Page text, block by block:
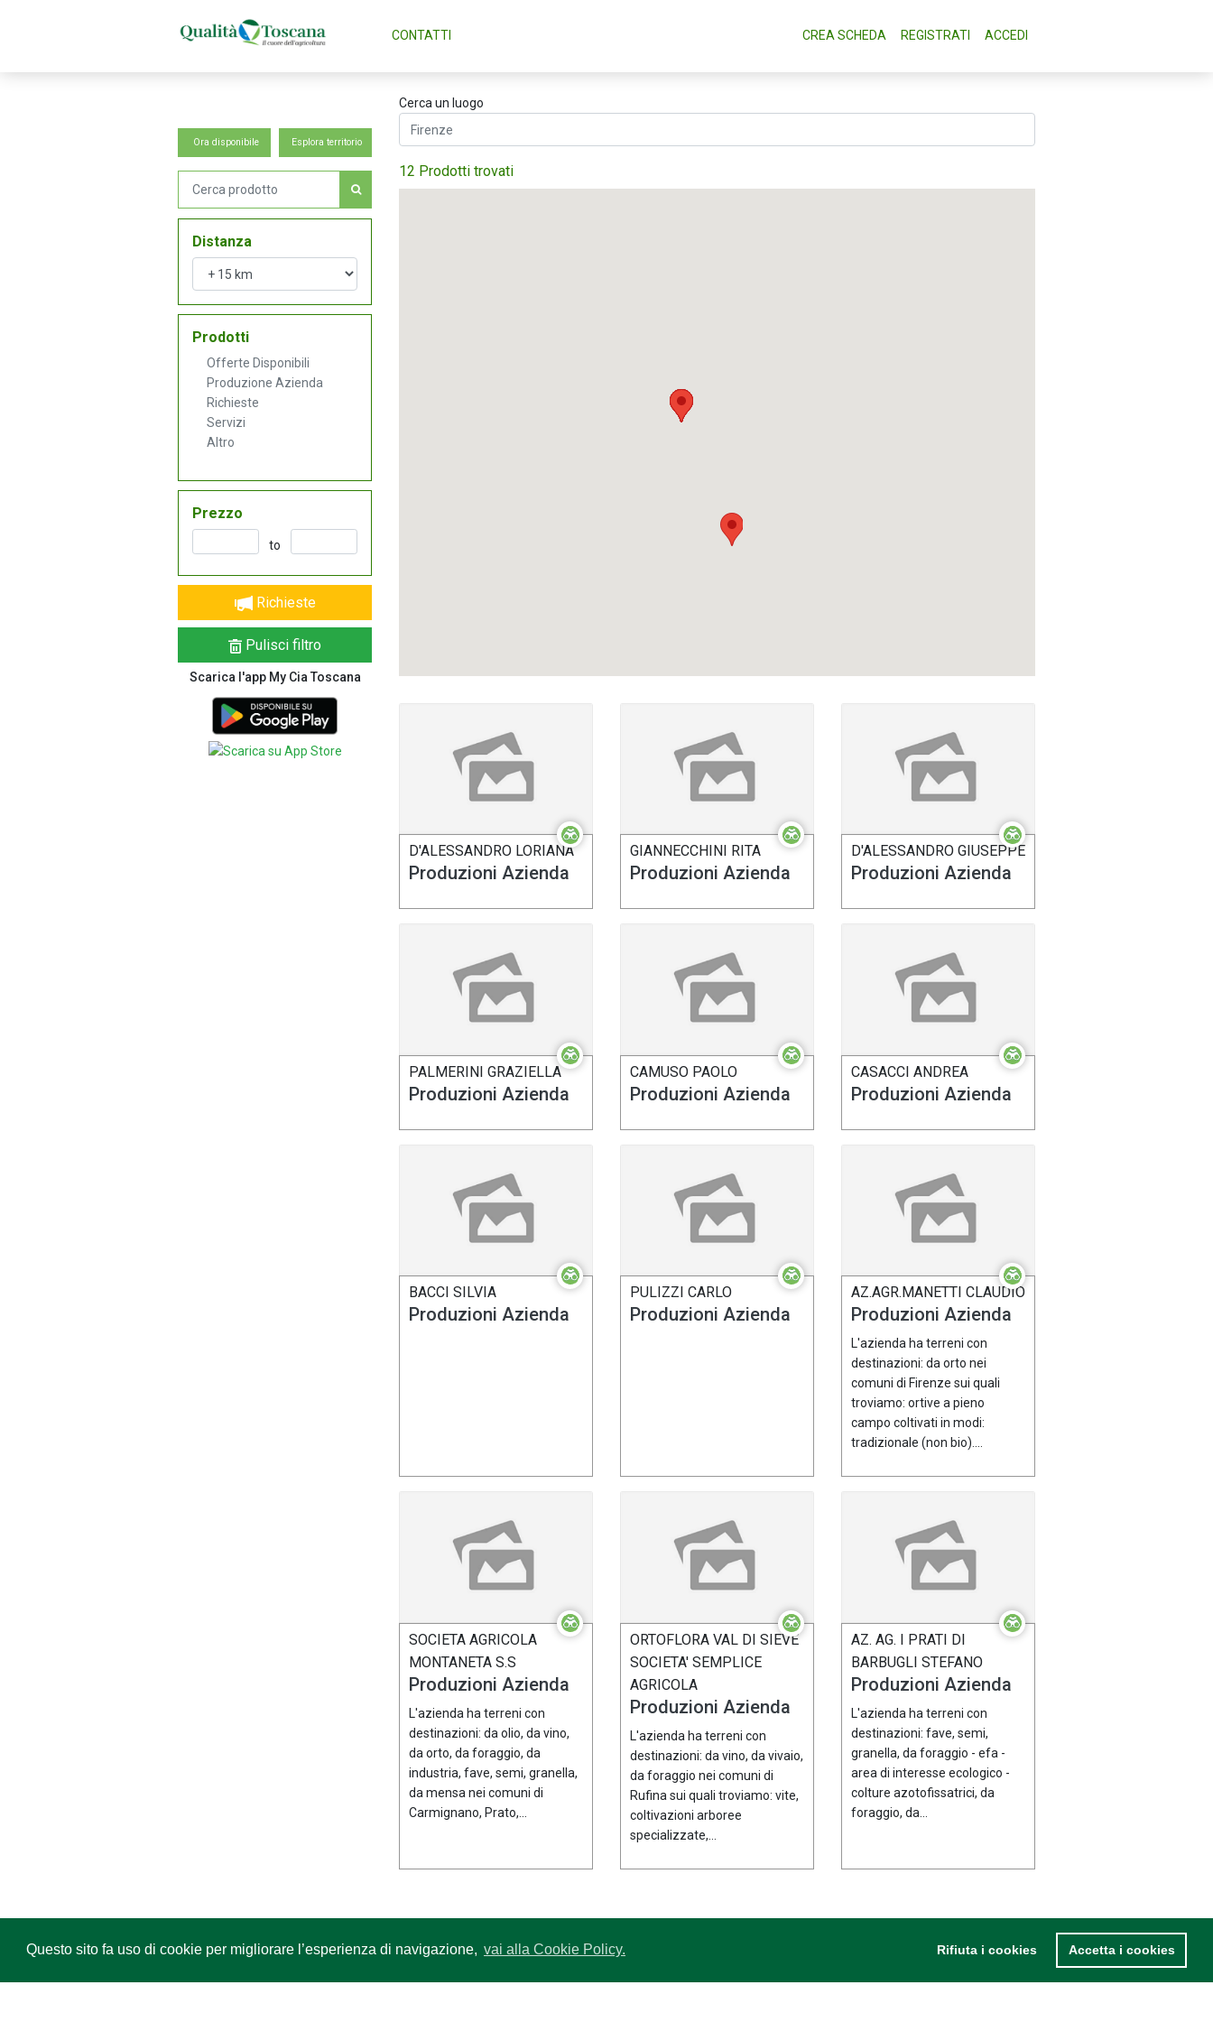
Questo sito fa uso di cookie per migliorare l’esperienza di navigazione, vai alla Cookie Policy. Rifiuta i cookies Accetta i cookies
CONTATTI CREA SCHEDA REGISTRATI ACCEDI
Ora disponibile Esplora territorio
Distanza
Prodotti
Offerte Disponibili
Produzione Azienda
Richieste
Servizi
Altro
Prezzo
to
Richieste
Pulisci filtro
Scarica l'app My Cia Toscana
Cerca un luogo
12 Prodotti trovati
D'ALESSANDRO LORIANA
Produzioni Azienda
GIANNECCHINI RITA
Produzioni Azienda
D'ALESSANDRO GIUSEPPE
Produzioni Azienda
PALMERINI GRAZIELLA
Produzioni Azienda
CAMUSO PAOLO
Produzioni Azienda
CASACCI ANDREA
Produzioni Azienda
BACCI SILVIA
Produzioni Azienda
PULIZZI CARLO
Produzioni Azienda
AZ.AGR.MANETTI CLAUDIO
Produzioni Azienda
L'azienda ha terreni con
destinazioni: da orto nei
comuni di Firenze sui quali
troviamo: ortive a pieno
campo coltivati in modi:
tradizionale (non bio)....
SOCIETA AGRICOLA
MONTANETA S.S
Produzioni Azienda
L'azienda ha terreni con
destinazioni: da olio, da vino,
da orto, da foraggio, da
industria, fave, semi, granella,
da mensa nei comuni di
Carmignano, Prato,...
ORTOFLORA VAL DI SIEVE
SOCIETA' SEMPLICE
AGRICOLA
Produzioni Azienda
L'azienda ha terreni con
destinazioni: da vino, da vivaio,
da foraggio nei comuni di
Rufina sui quali troviamo: vite,
coltivazioni arboree
specializzate,...
AZ. AG. I PRATI DI
BARBUGLI STEFANO
Produzioni Azienda
L'azienda ha terreni con
destinazioni: fave, semi,
granella, da foraggio - efa -
area di interesse ecologico -
colture azotofissatrici, da
foraggio, da...